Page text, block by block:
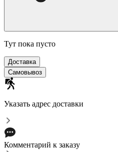
Тут пока пусто
Доставка
Самовывоз
Указать адрес доставки
Комментарий к заказу